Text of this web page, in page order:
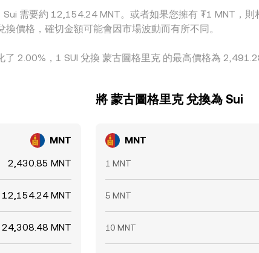
需要約 12,154.24 MNT。或者如果您擁有 ₮1 MNT，
價格，確切金額可能會因市場波動而有所不同。
2.00%，1 SUI 兌換 蒙古圖格里克 的最高價格為
MNT
2,430.85 MNT
12,154.24 MNT
24,308.48 MNT
將 蒙古圖格里克 兌換為 Sui
MNT
1 MNT
5 MNT
10 MNT